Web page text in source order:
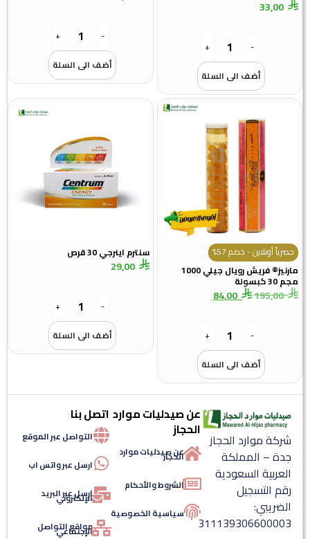
أضف الى السلة
أضف الى السلة
- خصم 57%
مارنيز® فريش رويال جيلي 1000
84,00
أضف الى السلة
سنترم اينرجي 30 قرص
29,00
أضف الى السلة
موارد الحجاز
– المملكة
السعودية
التسجيل
عن صيدليات موارد
الحجاز
عن صيدليات موارد
الحجاز
الشروط والأحكام
سياسية الخصوصية
اتصل بنا
التواصل عبر الموقع
ارسل عبر واتس اب
ارسل عبر البريد
الإلكتروني
مواقع التواصل
الإجتماعي